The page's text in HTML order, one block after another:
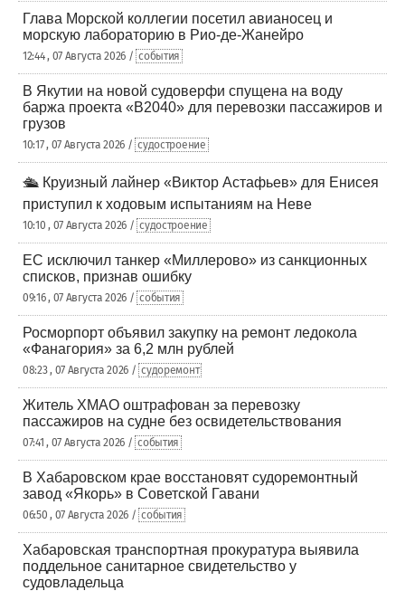
Глава Морской коллегии посетил авианосец и
морскую лабораторию в Рио-де-Жанейро
12:44 , 07 Августа 2026 / события
В Якутии на новой судоверфи спущена на воду
баржа проекта «В2040» для перевозки пассажиров и
грузов
10:17 , 07 Августа 2026 / судостроение
🛳️ Круизный лайнер «Виктор Астафьев» для Енисея
приступил к ходовым испытаниям на Неве
10:10 , 07 Августа 2026 / судостроение
ЕС исключил танкер «Миллерово» из санкционных
списков, признав ошибку
09:16 , 07 Августа 2026 / события
Росморпорт объявил закупку на ремонт ледокола
«Фанагория» за 6,2 млн рублей
08:23 , 07 Августа 2026 / судоремонт
Житель ХМАО оштрафован за перевозку
пассажиров на судне без освидетельствования
07:41 , 07 Августа 2026 / события
В Хабаровском крае восстановят судоремонтный
завод «Якорь» в Советской Гавани
06:50 , 07 Августа 2026 / события
Хабаровская транспортная прокуратура выявила
поддельное санитарное свидетельство у
судовладельца